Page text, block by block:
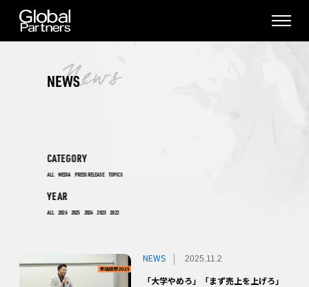
NEWS
CATEGORY
ALL MEDIA PRESS RELEASE TOPICS
YEAR
ALL 2026 2025 2024 2023 2022
NEWS 2025.11.2
「大学やめろ」「まず売上を上げろ」